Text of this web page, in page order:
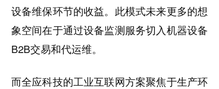
设备维保环节的收益。此模式未来更多的想
象空间在于通过设备监测服务切入机器设备
B2B交易和代运维。
而全应科技的工业互联网方案聚焦于生产环